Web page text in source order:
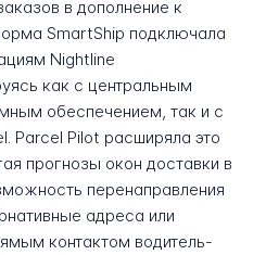
в дополнение к
SmartShip подключала
Nightline
как с центральным
обеспечением, так и с
Parcel Pilot расширяла это
прогнозы окон доставки в
перенаправления
адреса или
контактом водитель-